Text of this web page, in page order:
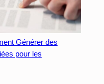
multiplier
Générer des
pour les